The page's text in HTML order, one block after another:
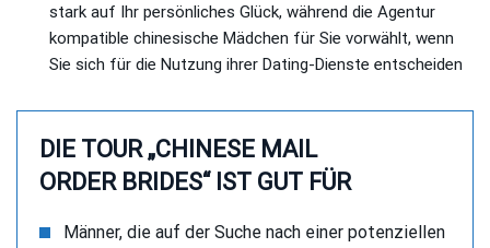
stark auf Ihr persönliches Glück, während die Agentur
kompatible chinesische Mädchen für Sie vorwählt, wenn
Sie sich für die Nutzung ihrer Dating-Dienste entscheiden
DIE TOUR „CHINESE MAIL
ORDER BRIDES“ IST GUT FÜR
Männer, die auf der Suche nach einer potenziellen